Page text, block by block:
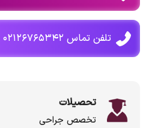
تلفن تماس ۰۲۱۲۶۷۶۵۳۴۲
تحصیلات
تخصص جراحی